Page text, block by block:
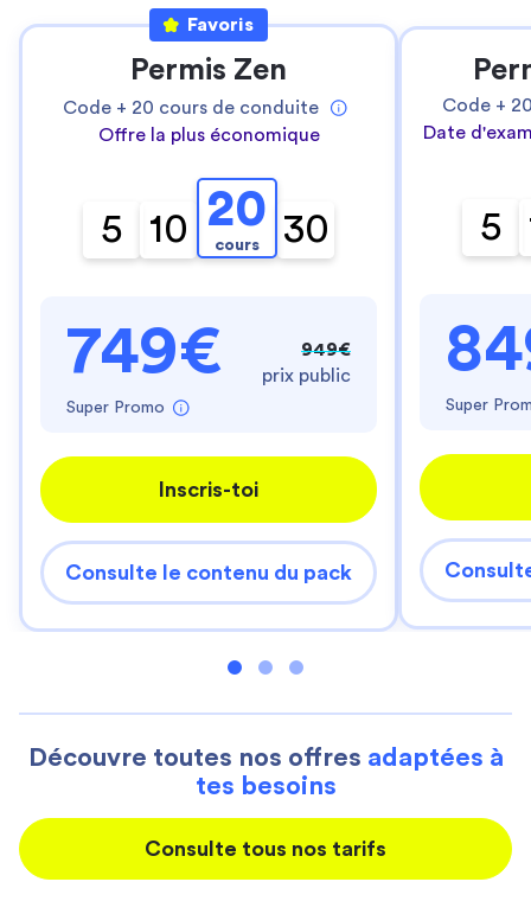
Favoris
Permis Zen
Code + 20 cours de conduite
Offre la plus économique
5 10 20
cours 30
749€
Super Promo
949€
prix public
Inscris-toi
Consulte le contenu du pack
Code +
Date
5
Super
Découvre toutes nos offres adaptées à
tes besoins
Consulte tous nos tarifs